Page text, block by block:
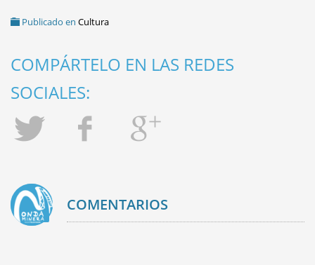
Publicado en Cultura
COMPÁRTELO EN LAS REDES
SOCIALES:
COMENTARIOS